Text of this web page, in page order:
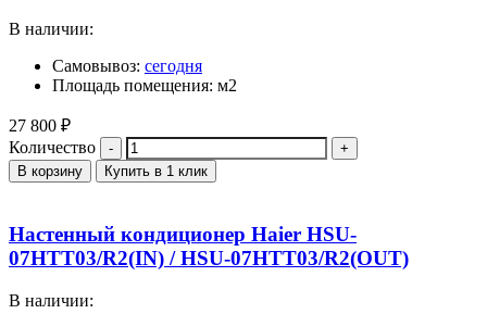
В наличии:
Самовывоз: сегодня
Площадь помещения: м2
27 800 ₽
Количество
В корзину Купить в 1 клик
Настенный кондиционер Haier HSU-
07HTT03/R2(IN) / HSU-07HTT03/R2(OUT)
В наличии: